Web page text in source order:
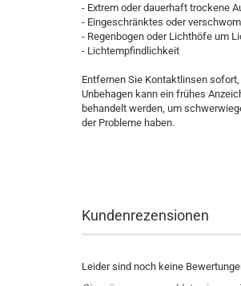
- Extrem oder dauerhaft trockene
- Eingeschränktes oder
- Regenbogen oder Lichthöfe um
- Lichtempfindlichkeit
Entfernen Sie Kontaktlinsen
Unbehagen kann ein frühes
behandelt werden, um
der Probleme haben.
Kundenrezensionen
Leider sind noch keine